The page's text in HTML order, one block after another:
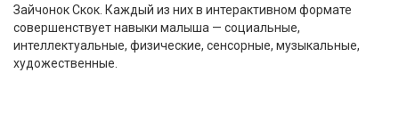
Радио
Спутниковым абонентам
Зайчонок Скок. Каждый из них в интерактивном формате
совершенствует навыки малыша — социальные,
интеллектуальные, физические, сенсорные, музыкальные,
художественные.